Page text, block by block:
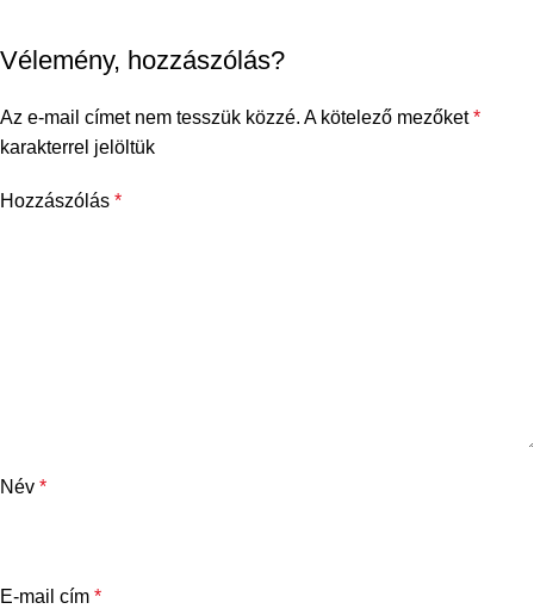
Vélemény, hozzászólás?
Az e-mail címet nem tesszük közzé. A kötelező mezőket*
karakterrel jelöltük
Hozzászólás *
Név *
E-mail cím *